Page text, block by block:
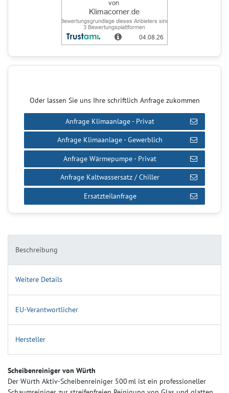
Beschreibung
Weitere Details
EU-Verantwortlicher
Hersteller
Scheibenreiniger von Würth
Der Würth Aktiv‑Scheibenreiniger 500 ml ist ein professioneller
Oder lassen Sie uns Ihre schriftlich Anfrage zukommen
Anfrage Klimaanlage - Privat
Anfrage Klimaanlage - Gewerblich
Anfrage Wärmepumpe - Privat
Anfrage Kaltwassersatz / Chiller
Ersatzteilanfrage